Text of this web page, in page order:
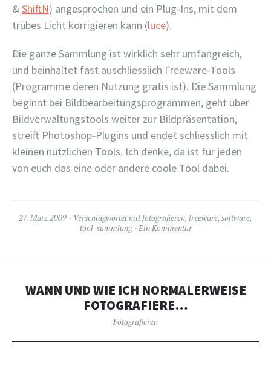
&ShiftN) angesprochen und ein Plug-Ins, mit dem
trübes Licht korrigieren kann (luce).
Die ganze Sammlung ist wirklich sehr umfangreich,
und beinhaltet fast auschliesslich Freeware-Tools
(Programme deren Nutzung gratis ist). Die Sammlung
beginnt bei Bildbearbeitungsprogrammen, geht über
Bildverwaltungstools weiter zur Bildpräsentation,
streift Photoshop-Plugins und endet schliesslich mit
kleinen nützlichen Tools. Ich denke, da ist für jeden
von euch das eine oder andere coole Tool dabei.
27. März 2009 Verschlagwortet mitfotografieren, freeware, software,
tool-sammlung
Ein Kommentar
WANN UND WIE ICH NORMALERWEISE
FOTOGRAFIERE…
Fotografieren